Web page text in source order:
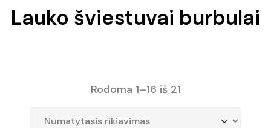
Lauko šviestuvai burbulai
Rodoma 1–16 iš 21